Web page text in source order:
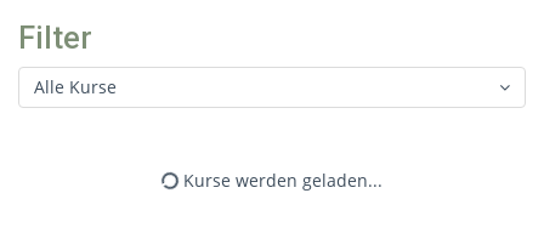
Filter
Alle Kurse
Kurse werden geladen...